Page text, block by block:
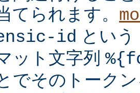
てられます。
id とい
ット文字列
でそのトーク